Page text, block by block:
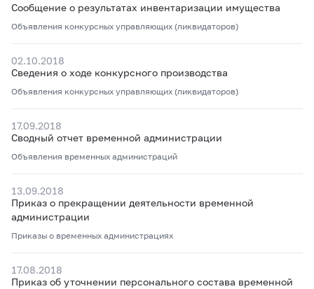
Сообщение о результатах инвентаризации имущества
Объявления конкурсных управляющих (ликвидаторов)
02.10.2018
Сведения о ходе конкурсного производства
Объявления конкурсных управляющих (ликвидаторов)
17.09.2018
Сводный отчет временной администрации
Объявления временных администраций
13.09.2018
Приказ о прекращении деятельности временной
администрации
Приказы о временных администрациях
17.08.2018
Приказ об уточнении персонального состава временной